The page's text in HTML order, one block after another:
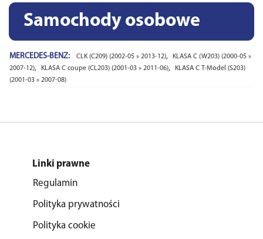
Samochody osobowe
MERCEDES-BENZ: CLK (C209) (2002-05 » 2013-12),
KLASA C (W203) (2000-05 »
2007-12), KLASA C coupe (CL203) (2001-03 » 2011-06),
KLASA C T-Model (S203)
(2001-03 » 2007-08)
Linki prawne
Regulamin
Polityka prywatności
Polityka cookie